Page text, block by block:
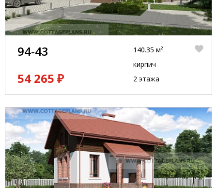
94-43
54 265 ₽
140.35 м²
кирпич
2 этажа